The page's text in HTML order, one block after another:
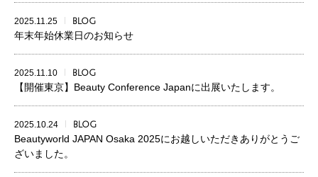
2025.11.25 BLOG
年末年始休業日のお知らせ
2025.11.10 BLOG
【開催東京】Beauty Conference Japanに出展いたします。
2025.10.24 BLOG
Beautyworld JAPAN Osaka 2025にお越しいただきありがとうご
ざいました。